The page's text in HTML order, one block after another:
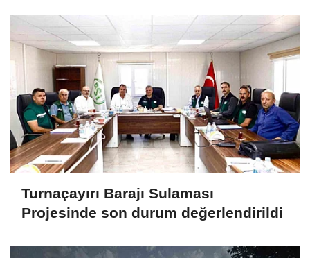
Turnaçayırı Barajı Sulaması
Projesinde son durum değerlendirildi